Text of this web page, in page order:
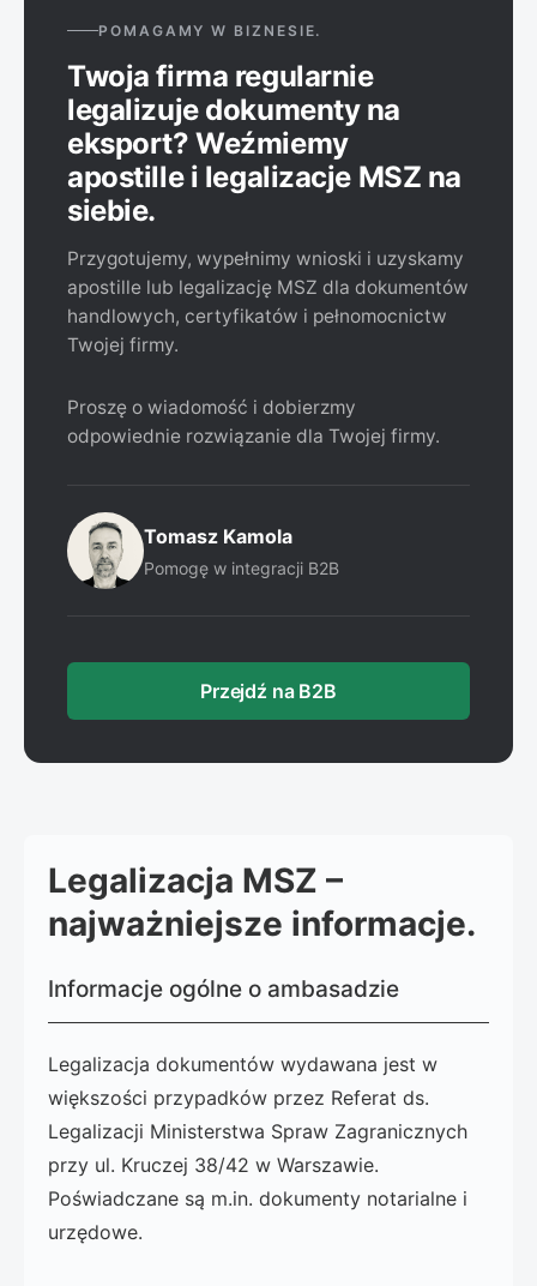
POMAGAMY W BIZNESIE.
Twoja firma regularnie
legalizuje dokumenty na
eksport? Weźmiemy
apostille i legalizacje MSZ na
siebie.
Przygotujemy, wypełnimy wnioski i uzyskamy
apostille lub legalizację MSZ dla dokumentów
handlowych, certyfikatów i pełnomocnictw
Twojej firmy.
Proszę o wiadomość i dobierzmy
odpowiednie rozwiązanie dla Twojej firmy.
Tomasz Kamola
Pomogę w integracji B2B
Przejdź na B2B
Legalizacja MSZ –
najważniejsze informacje.
Informacje ogólne o ambasadzie
Legalizacja dokumentów wydawana jest w
większości przypadków przez Referat ds.
Legalizacji Ministerstwa Spraw Zagranicznych
przy ul. Kruczej 38/42 w Warszawie.
Poświadczane są m.in. dokumenty notarialne i
urzędowe.